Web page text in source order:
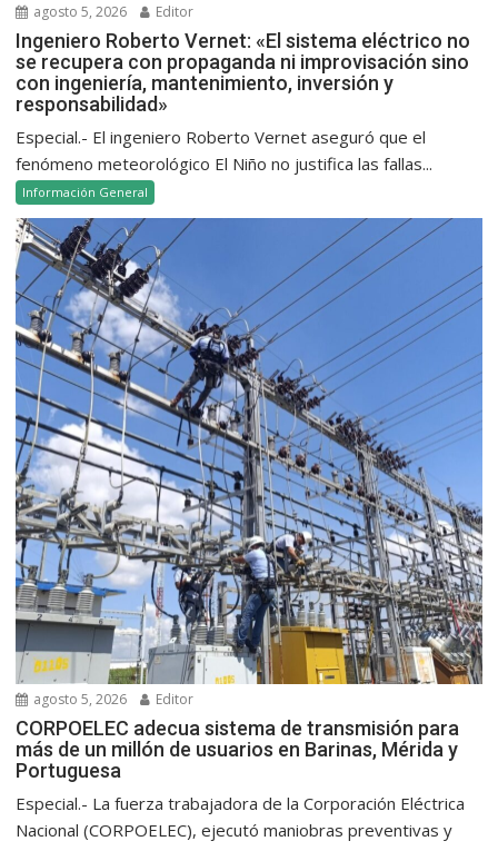
agosto 5, 2026 Editor
Ingeniero Roberto Vernet: «El sistema eléctrico no
se recupera con propaganda ni improvisación sino
con ingeniería, mantenimiento, inversión y
responsabilidad»
Especial.- El ingeniero Roberto Vernet aseguró que el
fenómeno meteorológico El Niño no justifica las fallas...
Información General
agosto 5, 2026 Editor
CORPOELEC adecua sistema de transmisión para
más de un millón de usuarios en Barinas, Mérida y
Portuguesa
Especial.- La fuerza trabajadora de la Corporación Eléctrica
Nacional (CORPOELEC), ejecutó maniobras preventivas y